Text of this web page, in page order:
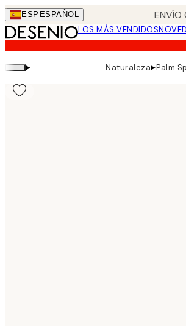
Skip
to
main
content.
ESP ESPAÑOL ENVÍO
LOS MÁS VENDIDOS
▸ Naturaleza▸Palm